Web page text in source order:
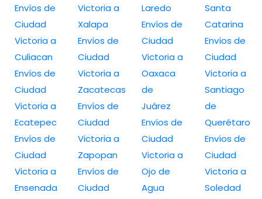
Envíos de
Ciudad
Victoria a
Culiacan
Envíos de
Ciudad
Victoria a
Ecatepec
Envíos de
Ciudad
Victoria a
Ensenada
Victoria a
Xalapa
Envíos de
Ciudad
Victoria a
Zacatecas
Envíos de
Ciudad
Victoria a
Zapopan
Envíos de
Ciudad
Laredo
Envíos de
Ciudad
Victoria a
Oaxaca
de
Juárez
Envíos de
Ciudad
Victoria a
Ojo de
Agua
Santa
Catarina
Envíos de
Ciudad
Victoria a
Santiago
de
Querétaro
Envíos de
Ciudad
Victoria a
Soledad